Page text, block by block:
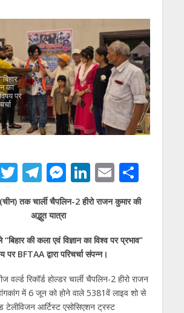
का
पर
T
w
itt
er
T
el
e
gr
a
m
M
e
ss
e
n
er
Li
n
k
e
dI
n
E
m
ai
l
S
h
ar
e
तक चार्ली चैपलिन-2 हीरो राजन कुमार की
अद्भुत यात्रा
की कला एवं विज्ञान का विश्व पर प्रभाव”
पर BFTAA द्वारा परिचर्चा संपन्न।
वर्ल्ड रिकॉर्ड होल्डर चार्ली चैपलिन-2 हीरो राजन
में 6 जून को होने वाले 5381वें लाइव शो से
टेलीविजन आर्टिस्ट एसोसिएशन ट्रस्ट